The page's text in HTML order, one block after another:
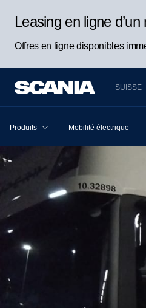
Leasing en ligne
Offres en ligne disponibles
SUISSE
Produits Mobilité électrique